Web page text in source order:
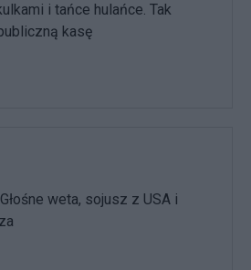
i tańce hulańce. Tak
kasę
weta, sojusz z USA i